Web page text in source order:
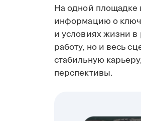
На одной площадке
информацию о
и условиях жизни в
работу, но и весь
стабильную
перспективы.